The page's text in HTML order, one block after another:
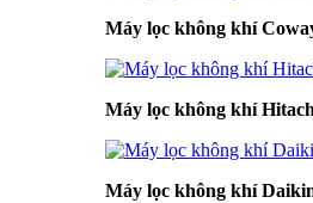
Máy lọc không khí
Máy lọc không khí
Máy lọc không khí